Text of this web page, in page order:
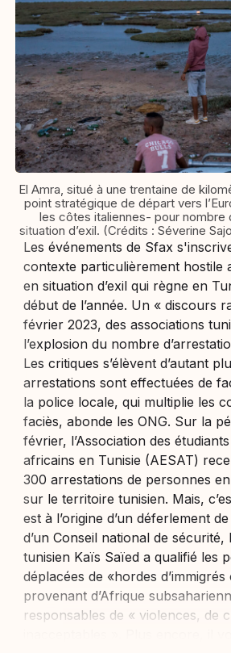
El Amra, situé à une trentaine de
point stratégique de départ vers
les côtes italiennes- pour nombre
situation d’exil. (Crédits : Séverine
Les événements de Sfax
contexte particulièrement hostile
en situation d’exil qui règne en
début de l’année. Un « discours
février 2023, des associations
l’explosion du nombre
Les critiques s’élèvent d’autant
arrestations sont effectuées de
la police locale, qui multiplie les
faciès, abonde les ONG. Sur la
février, l’Association des
africains en Tunisie (AESAT)
300 arrestations de personnes en
sur le territoire tunisien. Mais,
est à l’origine d’un déferlement
d’un Conseil national de sécurité,
tunisien Kaïs Saïed a qualifié les
déplacées de «hordes d’immigrés
provenant d’Afrique
responsables de « violences, de